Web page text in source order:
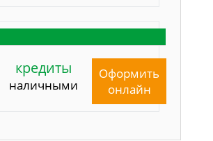
кредиты
наличными
Оформить
онлайн